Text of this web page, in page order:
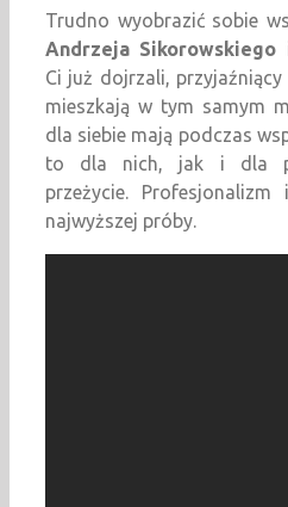
Trudno wyobrazić sobie
Andrzeja Sikorowskiego
Ci już dojrzali,
mieszkają w tym samym
dla siebie mają podczas
to dla nich, jak i dla
przeżycie.
najwyższej próby.